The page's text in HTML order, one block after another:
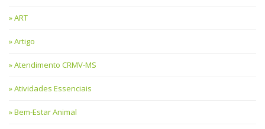
ART
Artigo
Atendimento CRMV-MS
Atividades Essenciais
Bem-Estar Animal